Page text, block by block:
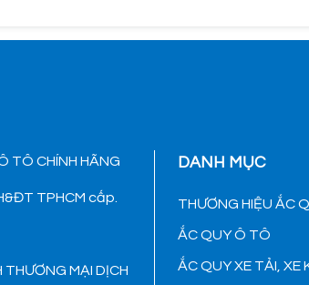
TÔ CHÍNH HÃNG
TPHCM cấp.
MẠI DỊCH
DANH MỤC
THƯƠNG HIỆU ẮC
ẮC QUY Ô TÔ
ẮC QUY XE TẢI, XE